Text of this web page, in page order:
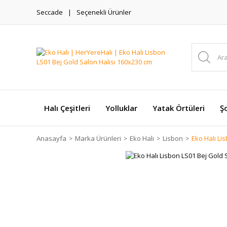
Seccade Seçenekli Ürünler
Halı Çeşitleri Yolluklar Yatak Örtüleri
Anasayfa Marka Ürünleri Eko Halı Lisbon Eko Halı